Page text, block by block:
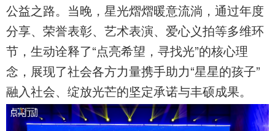
公益之路。当晚，星光熠熠暖意流淌，通过年度
分享、荣誉表彰、艺术表演、爱心义拍等多维环
节，生动诠释了“点亮希望，寻找光”的核心理
念，展现了社会各方力量携手助力“星星的孩子”
融入社会、绽放光芒的坚定承诺与丰硕成果。